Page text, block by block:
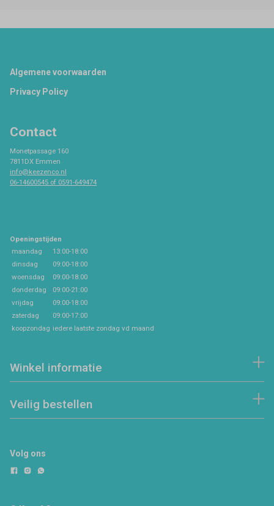
Footer
Algemene voorwaarden
Privacy Policy
Contact
Monetpassage 160
7811DX Emmen
info@keezenco.nl
06-14600545 of 0591-649474
Openingstijden
maandag
13:00-18:00
dinsdag
09:00-18:00
woensdag
09:00-18:00
donderdag
09:00-21:00
vrijdag
09:00-18:00
zaterdag
09:00-17:00
koopzondag iedere laatste zondag vd maand
Winkel informatie
Veilig bestellen
Volg ons